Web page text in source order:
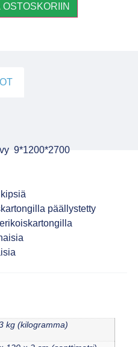
OSTOSKORIIN
9*1200*2700
päällystetty
kg (kilogramma)